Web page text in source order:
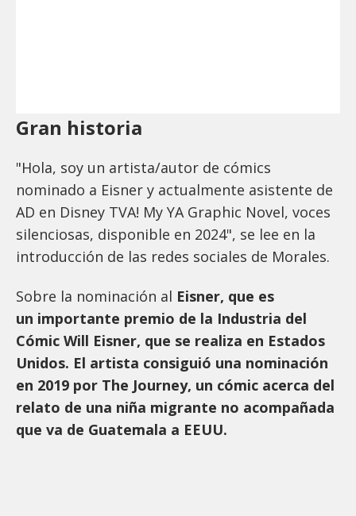
Gran historia
"Hola, soy un artista/autor de cómics
nominado a Eisner y actualmente asistente de
AD en Disney TVA! My YA Graphic Novel, voces
silenciosas, disponible en 2024", se lee en la
introducción de las redes sociales de Morales.
Sobre la nominación al Eisner, que es
un importante premio de la Industria del
Cómic Will Eisner, que se realiza en Estados
Unidos. El artista consiguió una nominación
en 2019 por The Journey, un cómic acerca del
relato de una niña migrante no acompañada
que va de Guatemala a EEUU.